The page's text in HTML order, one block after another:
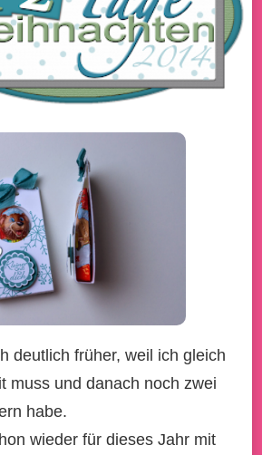
deutlich früher, weil ich gleich
muss und danach noch zwei
habe.
wieder für dieses Jahr mit